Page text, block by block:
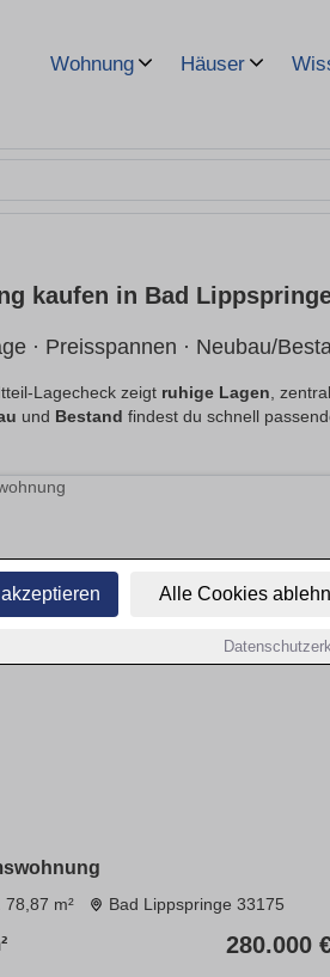
Alle Cookies
Wohnung Häuser
kaufen in Bad
· Preisspannen · Neubau/
Lagecheck zeigt ruhige Lagen,
und Bestand findest du schnell
78,87 m² Bad Lippspringe 33175
280.000